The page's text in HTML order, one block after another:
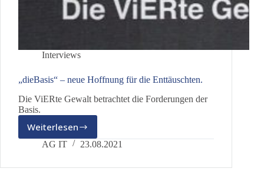
Interviews
„dieBasis“ – neue Hoffnung für die Enttäuschten.
Die ViERte Gewalt betrachtet die Forderungen der
Basis.
Weiterlesen
„dieBasis“
–
Hoffnung
AG IT 23.08.2021